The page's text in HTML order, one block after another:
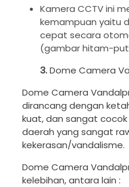
Kamera CCTV ini
kemampuan yaitu
cepat secara
(gambar hitam-
3.Dome Camera
Dome Camera
dirancang dengan
kuat, dan sangat
daerah yang sangat
kekerasan/vandalisme.
Dome Camera
kelebihan, antara lain :